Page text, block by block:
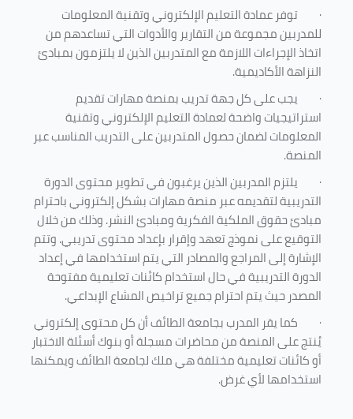
· توفر عمادة التعليم الإلكتروني وتقنية المعلومات
للمدربين مجموعة من التقارير والأدوات التي تساعدهم من
اتخاذ الإجراءات اللازمة مع المتدربين الذين لا يلتزمون بمبادئ
النزاهة الأكاديمية.
· يجب على كل جهة تدريب بمنصة مهارات تقديم
استراتيجيات واضحة لعمادة التعليم الإلكتروني وتقنية
المعلومات لضمان حصول المتدربين على التدريب المناسب عبر
المنصة.
· يلتزم المدربين الذين يرغبون في تطوير محتوى الدورة
التدريبية لتقديمه عبر منصة مهارات بشكل إلكتروني باحترام
مبادئ حقوق الملكية الفكرية ومبادئ النشر. وذلك من خلال
التوقيع على نموذج تعهد وإقرار بإعداد محتوى تدريبي. وتتم
الإشارة إلى المراجع والمصادر التي يتم استخدامها في إعداد
الدورة التدريبية في حال استخدام كائنات تعليمية مفتوحة
المصدر حيث يتم احترام جميع تراخيص المشاع الإبداعي.
· كما يقر المدرب بجامعة الطائف أن كل محتوى إلكتروني
يُنتج على المنصة من محاضرات مسجلة أو بنوك أسئلة الاختبار
أو كائنات تعليمية مختلفة هي ملك لجامعة الطائف ويمكنها
استخدامها لأي غرض.